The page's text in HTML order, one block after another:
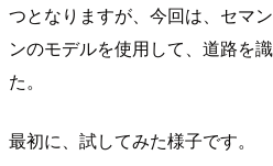
つとなりますが、今回は、セマ
ンのモデルを使用して、道路を
た。
最初に、試してみた様子です。